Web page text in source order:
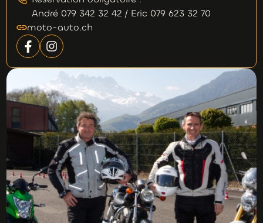
André 079 342 32 42 / Eric 079 623 32 70
moto-auto.ch